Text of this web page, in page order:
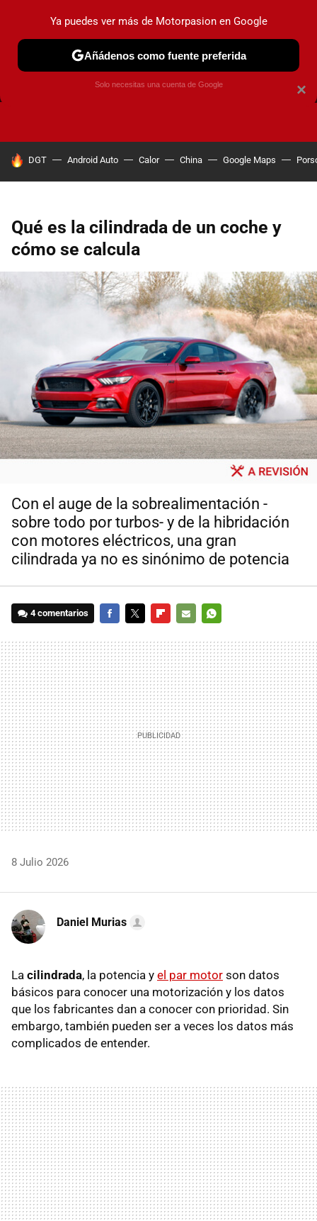
CAMBIO DE ACEITE AIRE ACONDICIONADO
HOY SE HABLA DE
DGT Android Auto Calor China Google Maps
Qué es la cilindrada de un coche y
cómo se calcula
Con el auge de la sobrealimentación -
sobre todo por turbos- y de la hibridación
con motores eléctricos, una gran
cilindrada ya no es sinónimo de potencia
4 comentarios
MAIL
8 Julio 2026
Daniel Murias
La cilindrada, la potencia y el par motor son datos
básicos para conocer una motorización y los datos
que los fabricantes dan a conocer con prioridad. Sin
embargo, también pueden ser a veces los datos más
complicados de entender.
×
Ya puedes ver más de Motorpasion en Google
Añádenos como fuente preferida
Solo necesitas una cuenta de Google